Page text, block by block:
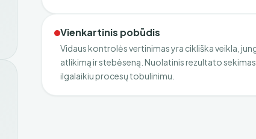
Vienkartinis pobūdis
Vidaus kontrolės vertinimas yra cikliška veikla,
atlikimą ir stebėseną. Nuolatinis rezultato sekimas
ilgalaikiu procesų tobulinimu.